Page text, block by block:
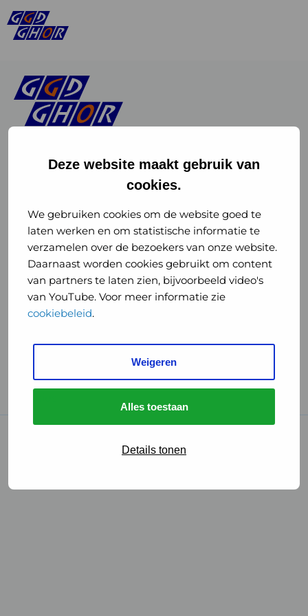
Deze website maakt gebruik van
cookies.
We gebruiken cookies om de website goed te
laten werken en om statistische informatie te
verzamelen over de bezoekers van onze website.
Daarnaast worden cookies gebruikt om content
van partners te laten zien, bijvoorbeeld video's
van YouTube. Voor meer informatie zie
cookiebeleid.
Weigeren
Alles toestaan
Details tonen
of
GGD
GHOR
Nederland
Instagram
of
GGD
GHOR
Nederland
GGD Reizen op social media
GGD Reizen
GGD Reisvaccinaties